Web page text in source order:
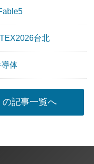
台北
体
の記事一覧へ